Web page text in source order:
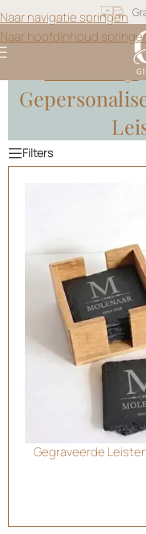
Naar navigatie springen
Naar hoofdinhoud
Gifts & Weddings
Gegraveerde